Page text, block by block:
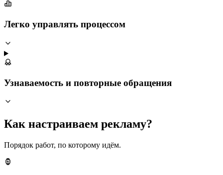
Легко управлять процессом
Узнаваемость и повторные обращения
Как настраиваем рекламу?
Порядок работ, по которому идём.